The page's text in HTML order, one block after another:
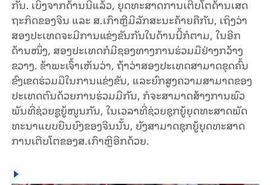
ກັນ. ເບິ່ງ​ຈາກ​ດ້າ​ນ​ນີ້​ແລ້ວ, ຍຸດ​ທະ​ສາດ​ການ​ເຕີບ​ໂຕ​​ດ້ານເສດ​
ຖະ​ກິດ​ຂອງ​ຈີນ ແລະ ສ.ເກົາ​ຫຼີ​ມີ​ລັກ​ສະ​ນະ​ຄ້າຍ​ຄື​ກັນ, ເຖິງວ່າ​
ສອງ​ປະ​ເທດ​ຈະ​​ມີ​ການແຂ່ງ​ຂັນ​ກັນ​ໃນ​ດ້ານ​ນີ້​ກໍ​ຕາມ, ໃນ​ອີກ​
ດ້ານ​ໜຶ່ງ, ສອງ​ປະ​ເທດ​ກໍ​ມີ​ຊອງ​​ທາງ​ການ​ຮ່ວມ​ມື​ຢ່າງກວ້າງ​
ຂວາງ. ຂ້າ​ພະ​ເຈົ້າ​ເຫັນ​ວ່າ, ຖ້າ​ວ່າ​ສອງ​ປະ​ເທດ​ສາ​ມາດ​ຂຸດ​ຄົ້ນ​
ຂົງ​ເຂດ​ຮ່ວມ​ມື​ໃນ​ການ​ແຂ່ງ​ຂັນ, ແລະ​ຍົກ​ສູງ​ຄວາມ​ສາ​ມາດ​ຂອງ​
ປະ​ເທດ​ຕົນ​ດ້ວຍ​ການ​ຮ່ວມ​ມື​ກັນ, ກໍ​ຈະ​ສາ​ມາດ​ສ້າງ​ການ​ພົວ​
ພັນ​ທີ່​ຊ່ວຍ​ຊູ​ຍູ້​ໜູນ​ກັນ, ​ໃນ​ເວ​ລາ​ທີ່ຊ່ວຍ​ຊຸກ​ຍູ້​ຍຸດ​ທະ​ສາດ​ພັດ​
ທະ​ນາ​ແບບ​ຍືນ​ຍົງ​ຂອງ​ຈີນ​ນັ້ນ, ​ຍັງ​ສາ​ມາດຊຸກ​ຍູ້​ຍຸດ​ທ​ະ​ສາດ
ການ​ເຕີບ​ໂຕ​ຂອງ​ສ.ເກົາ​ຫຼີ​ອີກ​ດ້ວຍ.